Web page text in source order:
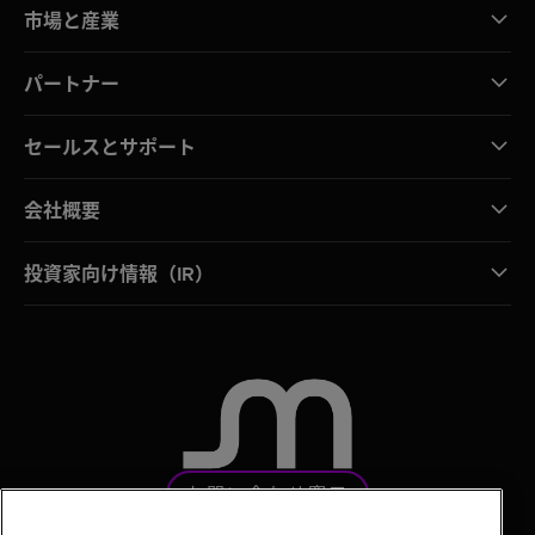
市場と産業
パートナー
セールスとサポート
会社概要
投資家向け情報（IR）
お問い合わせ窓口